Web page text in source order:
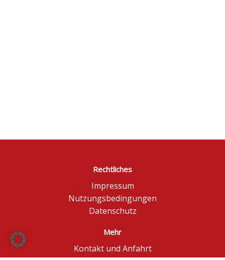
Rechtliches
Impressum
Nutzungsbedingungen
Datenschutz
Mehr
Kontakt und Anfahrt